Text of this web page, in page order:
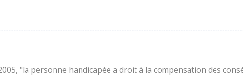
"la personne handicapée a droit à la compensation des